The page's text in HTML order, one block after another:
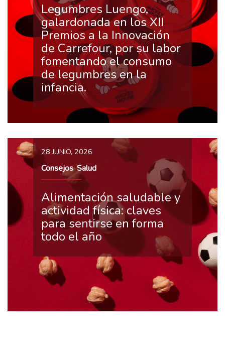
Legumbres Luengo,
galardonada en los XII
Premios a la Innovación
de Carrefour, por su labor
fomentando el consumo
de legumbres en la
infancia.
28 JUNIO, 2026
Consejos,Salud
Alimentación saludable y
actividad física: claves
para sentirse en forma
todo el año